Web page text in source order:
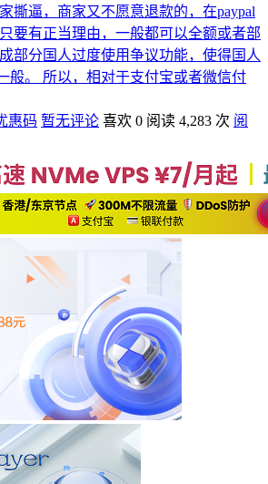
撕逼，商家又不愿意退款的，在paypal
要有正当理由，一般都可以全额或者部
部分国人过度使用争议功能，使得国人
般。 所以，相对于支付宝或者微信付
惠码 暂无评论 喜欢 0 阅读 4,283 次 阅